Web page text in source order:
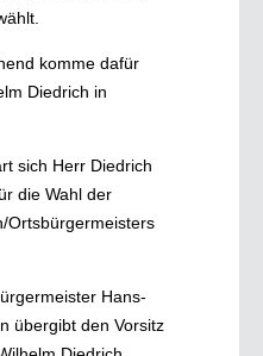
komme dafür
Diedrich in
sich Herr Diedrich
die Wahl der
Ortsbürgermeisters
Hans-
übergibt den Vorsitz